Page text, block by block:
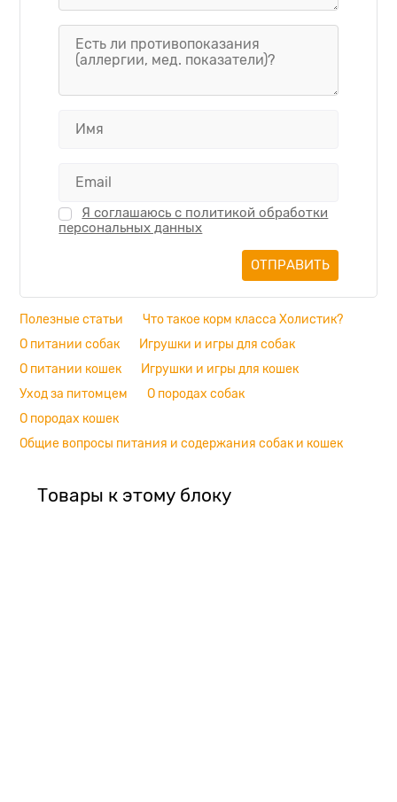
Я соглашаюсь с политикой обработки
персональных данных
Полезные статьи
Что такое корм класса Холистик?
О питании собак
Игрушки и игры для собак
О питании кошек
Игрушки и игры для кошек
Уход за питомцем
О породах собак
О породах кошек
Общие вопросы питания и содержания собак и кошек
Товары к этому блоку